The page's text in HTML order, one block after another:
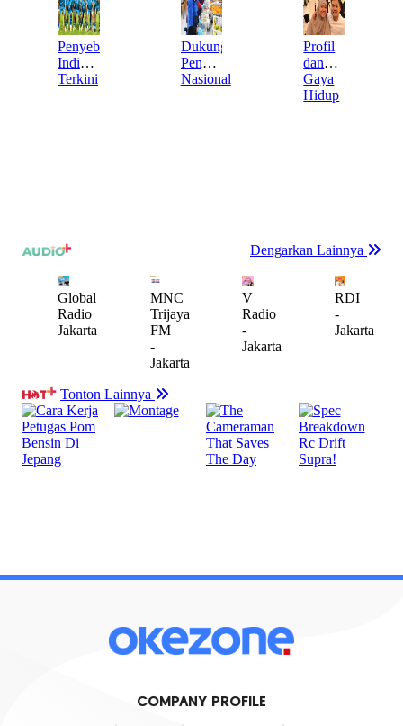
COMPANY PROFILE